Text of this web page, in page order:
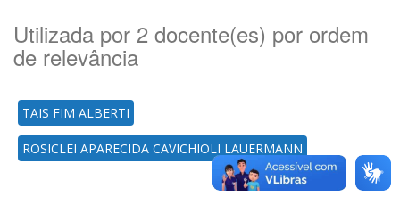
Utilizada por 2 docente(es) por ordem
de relevância
TAIS FIM ALBERTI
ROSICLEI APARECIDA CAVICHIOLI LAUERMANN